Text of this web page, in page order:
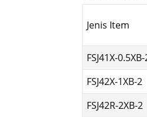
Jenis Item
FSJ41X-
FSJ42X-1XB-2
FSJ42R-2XB-2